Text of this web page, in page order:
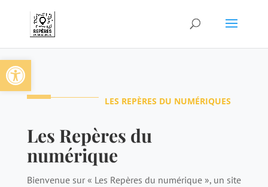
Ouvrir la barre d’outils
LES REPÈRES DU NUMÉRIQUES
Les Repères du
numérique
Bienvenue sur « Les Repères du numérique », un site